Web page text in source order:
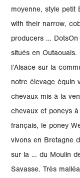
moyenne, style petit
with their narrow,
producers … DotsOn
situés en
l’Alsace sur la
notre élevage équin
chevaux mis à la
chevaux et poneys
français, le poney
vivons en Bretagne
sur la … du Moulin
Savasse. Très